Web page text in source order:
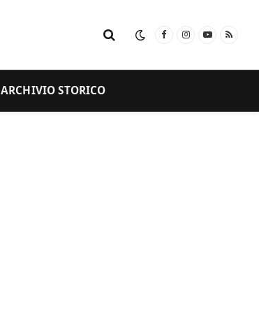
FacebookInstagram
YouTube
RSS
ARCHIVIO STORICO